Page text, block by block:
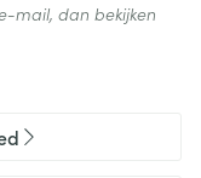
mail, dan bekijken